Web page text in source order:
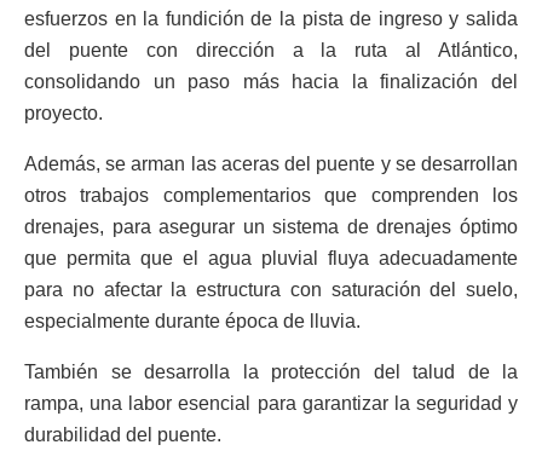
esfuerzos en la fundición de la pista de ingreso y salida
del puente con dirección a la ruta al Atlántico,
consolidando un paso más hacia la finalización del
proyecto.
Además, se arman las aceras del puente y se desarrollan
otros trabajos complementarios que comprenden los
drenajes, para asegurar un sistema de drenajes óptimo
que permita que el agua pluvial fluya adecuadamente
para no afectar la estructura con saturación del suelo,
especialmente durante época de lluvia.
También se desarrolla la protección del talud de la
rampa, una labor esencial para garantizar la seguridad y
durabilidad del puente.